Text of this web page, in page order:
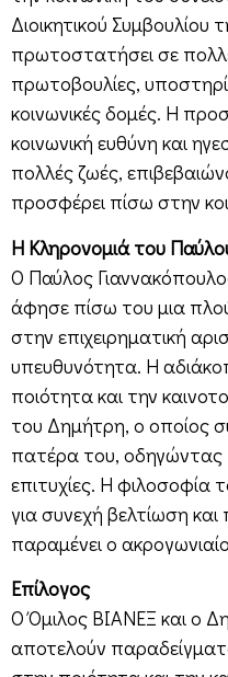
Διοικητικού Συμβουλίου
πρωτοστατήσει σε
πρωτοβουλίες,
κοινωνικές δομές. Η
κοινωνική ευθύνη και
πολλές ζωές,
προσφέρει πίσω στην
Η Κληρονομιά του
Ο Παύλος
άφησε πίσω του μια
στην επιχειρηματική
υπευθυνότητα. Η
ποιότητα και την
του Δημήτρη, ο οποίος
πατέρα του, οδηγώντας
επιτυχίες. Η φιλοσοφία
για συνεχή βελτίωση
παραμένει ο
Επίλογος
Ο Όμιλος ΒΙΑΝΕΞ και ο
αποτελούν